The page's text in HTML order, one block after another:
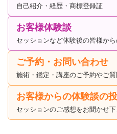
自己紹介・経歴・商標登録証
お客様体験談
セッションなど体験後の皆様か
ご予約・お問い合わせ
施術・鑑定・講座のご予約やご
お客様からの体験談の
セッションのご感想をお聞かせ